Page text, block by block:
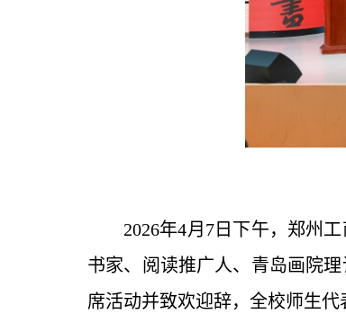
2026年4月7日下午，郑州
书家、阅读推广人、 青岛画院
席活动并致欢迎辞，全校师生代